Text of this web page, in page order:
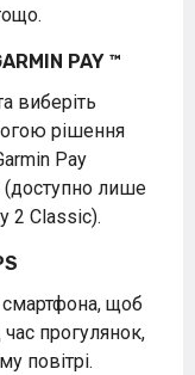
PAY ™
виберіть
рішення
Pay
(доступно лише
2 Classic).
смартфона, щоб
прогулянок,
повітрі.